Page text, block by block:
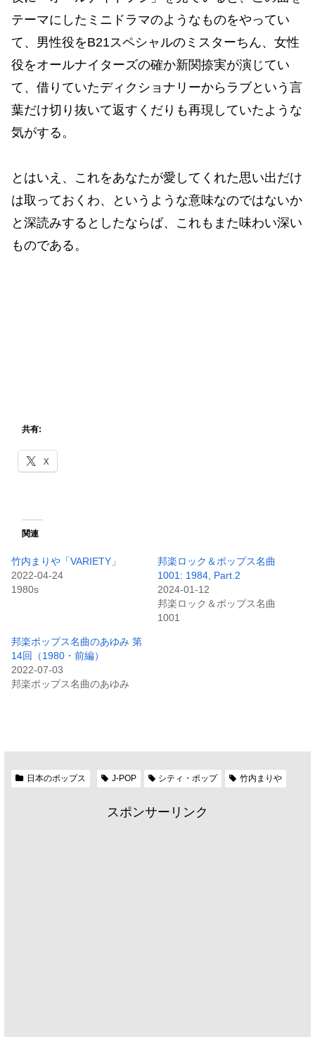
テーマにしたミニドラマのようなものをやってい
て、男性役をB21スペシャルのミスターちん、女性
役をオールナイターズの確か新関捺実が演じてい
て、借りていたディクショナリーからラブという言
葉だけ切り抜いて返すくだりも再現していたような
気がする。
とはいえ、これをあなたが愛してくれた思い出だけ
は取っておくわ、というような意味なのではないか
と深読みするとしたならば、これもまた味わい深い
ものである。
共有:
X
関連
竹内まりや「VARIETY」
2022-04-24
1980s
邦楽ロック＆ポップス名曲
1001: 1984, Part.2
2024-01-12
邦楽ロック＆ポップス名曲
1001
邦楽ポップス名曲のあゆみ 第
14回（1980・前編）
2022-07-03
邦楽ポップス名曲のあゆみ
日本のポップス J-POP シティ・ポップ 竹内まりや
スポンサーリンク